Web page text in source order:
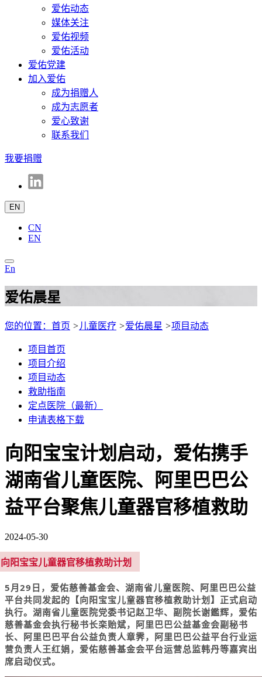
爱佑动态
媒体关注
爱佑视频
爱佑活动
爱佑党建
加入爱佑
成为捐赠人
成为志愿者
爱心致谢
联系我们
我要捐赠
EN
CN
EN
En
爱佑晨星
您的位置：首页 >儿童医疗 >爱佑晨星 >项目动态
项目首页
项目介绍
项目动态
救助指南
定点医院（最新）
申请表格下载
向阳宝宝计划启动，爱佑携手
湖南省儿童医院、阿里巴巴公
益平台聚焦儿童器官移植救助
2024-05-30
向阳宝宝儿童器官移植救助计划
5月29日，爱佑慈善基金会、湖南省儿童医院、阿里巴巴公益
平台共同发起的【向阳宝宝儿童器官移植救助计划】正式启动
执行。湖南省儿童医院党委书记赵卫华、副院长谢鑑辉，爱佑
慈善基金会执行秘书长栾贻斌，阿里巴巴公益基金会副秘书
长、阿里巴巴平台公益负责人章霁，阿里巴巴公益平台行业运
营负责人王红娟，爱佑慈善基金会平台运营总监韩丹等嘉宾出
席启动仪式。